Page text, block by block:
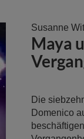
Susanne
Maya
Die
Domenico